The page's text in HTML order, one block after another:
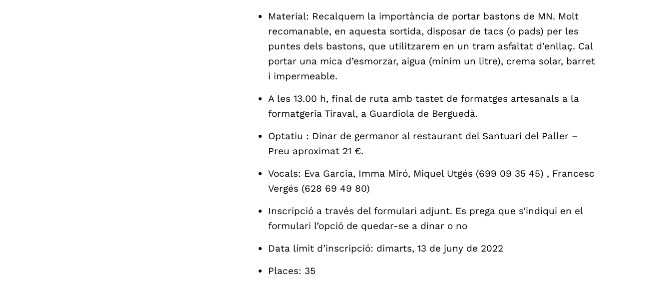
Material: Recalquem la importància de portar bastons de MN. Molt
recomanable, en aquesta sortida, disposar de tacs (o pads) per les
puntes dels bastons, que utilitzarem en un tram asfaltat d’enllaç. Cal
portar una mica d’esmorzar, aigua (mínim un litre), crema solar, barret
i impermeable.
A les 13.00 h, final de ruta amb tastet de formatges artesanals a la
formatgeria Tiraval, a Guardiola de Berguedà.
Optatiu : Dinar de germanor al restaurant del Santuari del Paller –
Preu aproximat 21 €.
Vocals: Eva Garcia, Imma Miró, Miquel Utgés (699 09 35 45) , Francesc
Vergés (628 69 49 80)
Inscripció a través del formulari adjunt. Es prega que s’indiqui en el
formulari l’opció de quedar-se a dinar o no
Data límit d’inscripció: dimarts, 13 de juny de 2022
Places: 35